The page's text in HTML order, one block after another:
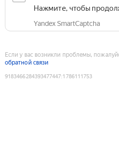
Нажмите, чтобы
Yandex SmartCaptcha
Если у вас возникли проблемы,
обратной связи
9183466284393477447:1786111753